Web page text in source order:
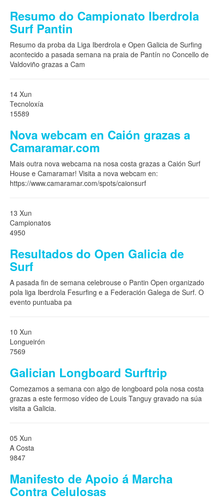
Resumo do Campionato Iberdrola
Surf Pantin
Resumo da proba da Liga Iberdrola e Open Galicia de Surfing
acontecido a pasada semana na praia de Pantín no Concello de
Valdoviño grazas a Cam
14 Xun
Tecnoloxía
15589
Nova webcam en Caión grazas a
Camaramar.com
Mais outra nova webcama na nosa costa grazas a Caión Surf
House e Camaramar! Visita a nova webcam en:
13 Xun
Campionatos
4950
Resultados do Open Galicia de
Surf
A pasada fin de semana celebrouse o Pantin Open organizado
pola liga Iberdrola Fesurfing e a Federación Galega de Surf. O
evento puntuaba pa
10 Xun
Longueirón
7569
Galician Longboard Surftrip
Comezamos a semana con algo de longboard pola nosa costa
grazas a este fermoso vídeo de Louis Tanguy gravado na súa
visita a Galicia.
05 Xun
A Costa
9847
Manifesto de Apoio á Marcha
Contra Celulosas